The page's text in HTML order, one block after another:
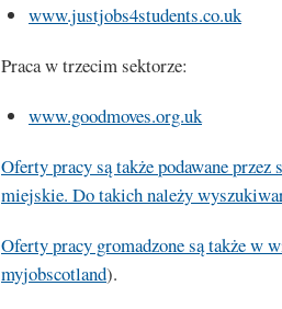
www.justjobs4students.co.uk
Praca w trzecim sektorze:
www.goodmoves.org.uk
Oferty pracy są także podawane
miejskie. Do takich należy
Oferty pracy gromadzone są także w
myjobscotland).